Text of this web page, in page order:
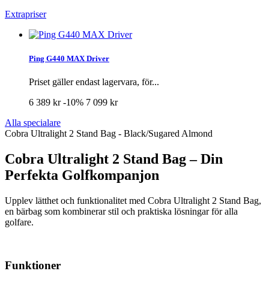
Extrapriser
Ping G440 MAX Driver
Priset gäller endast lagervara, för...
6 389 kr-10% 7 099 kr
Alla specialare
Cobra Ultralight 2 Stand Bag - Black/Sugared Almond
Cobra Ultralight 2 Stand Bag – Din
Perfekta Golfkompanjon
Upplev lätthet och funktionalitet med Cobra Ultralight 2 Stand Bag,
en bärbag som kombinerar stil och praktiska lösningar för alla
golfare.
Funktioner